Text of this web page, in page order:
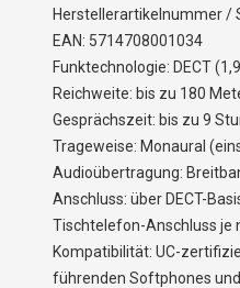
Herstellerartikelnummer /
EAN: 5714708001034
Funktechnologie: DECT
Reichweite: bis zu 180
Gesprächszeit: bis zu 9
Trageweise: Monaural
Audioübertragung:
Anschluss: über DECT-
Tischtelefon-Anschluss je
Kompatibilität: UC-
führenden Softphones